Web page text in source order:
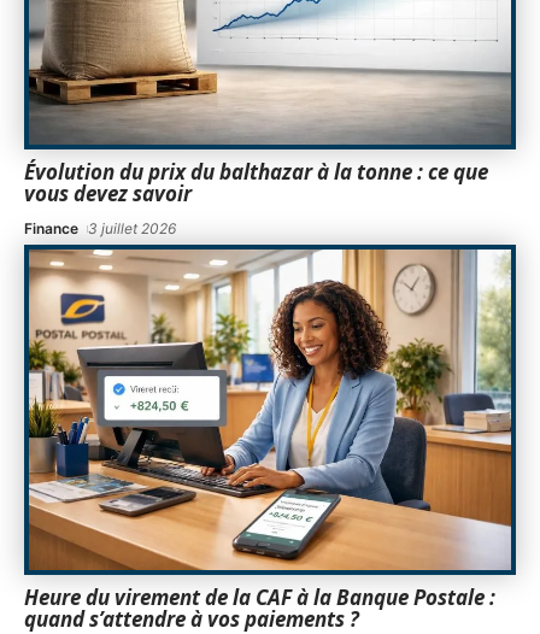
Évolution du prix du balthazar à la tonne : ce que
vous devez savoir
Finance 3 juillet 2026
Heure du virement de la CAF à la Banque Postale :
quand s’attendre à vos paiements ?